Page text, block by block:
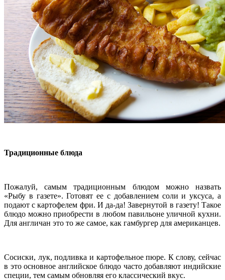
Традиционные блюда
Пожалуй, самым традиционным блюдом можно назвать
«Рыбу в газете». Готовят ее с добавлением соли и уксуса, а
подают с картофелем фри. И да-да! Завернутой в газету! Такое
блюдо можно приобрести в любом павильоне уличной кухни.
Для англичан это то же самое, как гамбургер для американцев.
Сосиски, лук, подливка и картофельное пюре. К слову, сейчас
в это основное английское блюдо часто добавляют индийские
специи, тем самым обновляя его классический вкус.